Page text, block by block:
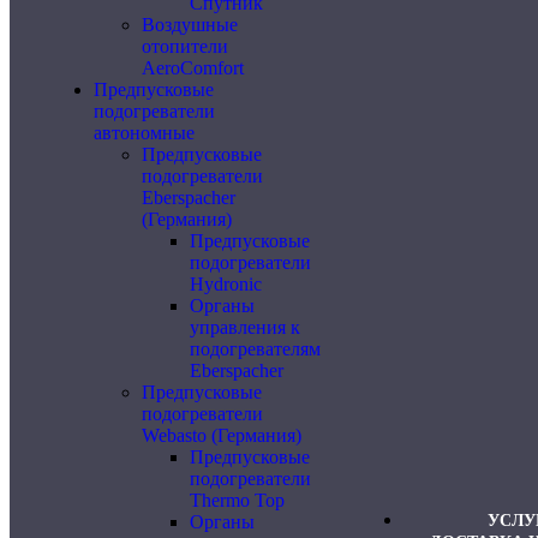
Воздушные
отопители
AeroComfort
Предпусковые
подогреватели
автономные
Предпусковые
подогреватели
Eberspacher
(Германия)
Предпусковые
подогреватели
Hydronic
Органы
управления к
подогревателям
Eberspacher
Предпусковые
подогреватели
Webasto (Германия)
Предпусковые
подогреватели
Thermo Top
Органы